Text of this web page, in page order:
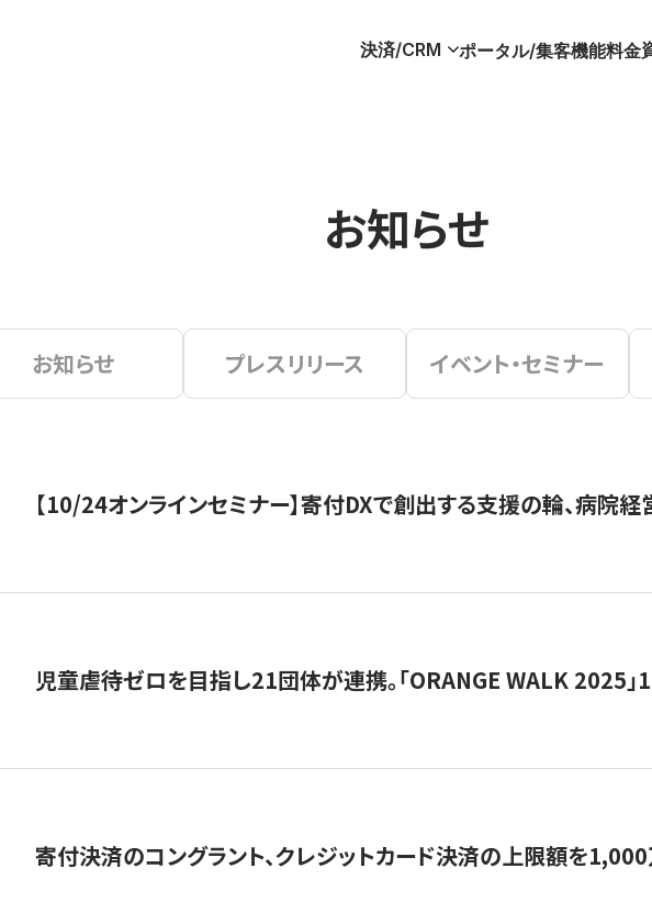
決済/CRM ポータル/集客機能料金
お知らせ
お知らせ プレスリリース イベント・セミナー
【10/24オンラインセミナー】寄付DXで創出する支援の輪、病院
児童虐待ゼロを目指し21団体が連携。「ORANGE WALK 2025」
寄付決済のコングラント、クレジットカード決済の上限額を